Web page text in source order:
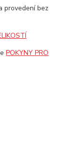
provedení bez
POKYNY PRO